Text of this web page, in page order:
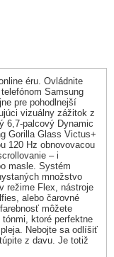
éru. Ovládnite
Samsung
pre pohodlnejší
vizuálny zážitok z
6,7-palcový Dynamic
Gorilla Glass Victus+
120 Hz obnovovacou
– i
masle. Systém
množstvo
režime Flex, nástroje
alebo čarovné
môžete
ktoré perfektne
Nebojte sa odlíšiť
z davu. Je totiž